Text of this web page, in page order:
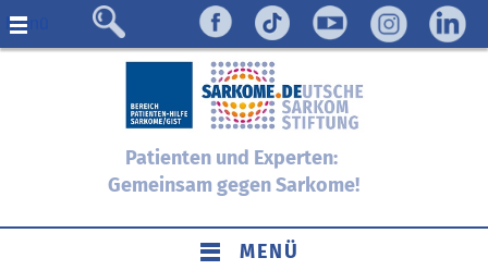
Menü
Patienten und Experten:
Gemeinsam gegen Sarkome!
MENÜ